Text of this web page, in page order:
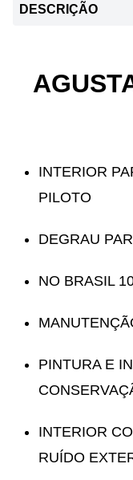
DESCRIÇÃO
INTERIOR
PILOTO
DEGRAU
NO BRASIL
PINTURA E
INTERIOR
RUÍDO